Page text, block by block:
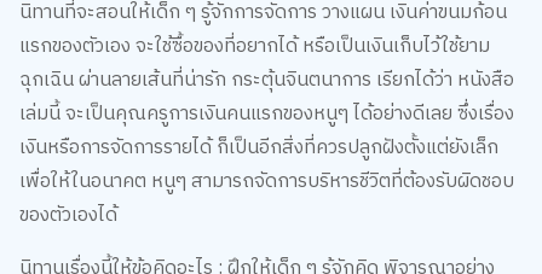
ฉุกเฉิน ผ่านลายเส้นที่น่ารัก กระตุ้นจินตนาการ เรียกได้ว่า หนังสือ
เล่มนี้ จะเป็นคุณครูการเงินคนแรกของหนูๆ ได้อย่างดีเลย ซึ่งเรื่อง
เงินหรือการจัดการรายได้ ก็เป็นอีกสิ่งที่ควรปลูกฝังตั้งแต่ยังเล็ก
เพื่อให้ในอนาคต หนูๆ สามารถจัดการบริหารชีวิตที่ต้องรับผิดชอบ
ของตัวเองได้
นิทานเรื่องนี้ให้ข้อคิดอะไร : ฝึกให้เด็ก ๆ รู้จักคิด พิจารณาอย่าง
ถี่ถ้วนก่อนใช้เงิน รู้จักการวางแผนการใช้เงินเพื่อต่อยอดนิสัยการ